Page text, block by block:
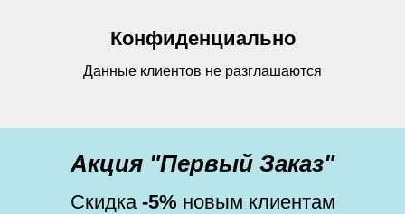
Конфиденциально
Данные клиентов не разглашаются
Акция "Первый Заказ"
Скидка -5% новым клиентам